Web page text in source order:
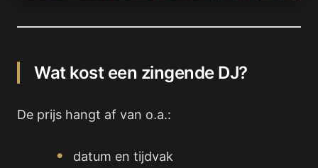
Wat kost een zingende DJ?
De prijs hangt af van o.a.:
datum en tijdvak